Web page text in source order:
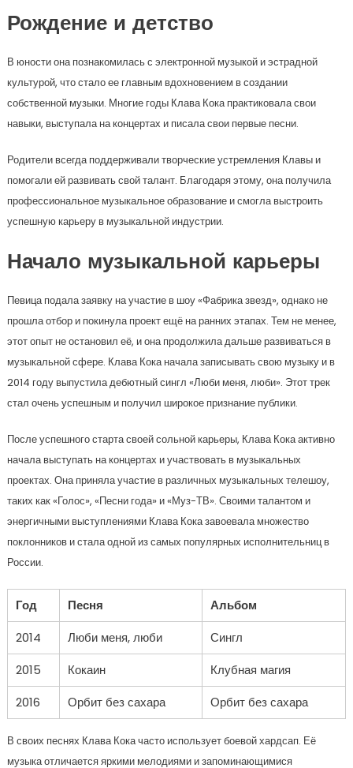
Рождение и детство
В юности она познакомилась с электронной музыкой и эстрадной
культурой, что стало ее главным вдохновением в создании
собственной музыки. Многие годы Клава Кока практиковала свои
навыки, выступала на концертах и писала свои первые песни.
Родители всегда поддерживали творческие устремления Клавы и
помогали ей развивать свой талант. Благодаря этому, она получила
профессиональное музыкальное образование и смогла выстроить
успешную карьеру в музыкальной индустрии.
Начало музыкальной карьеры
Певица подала заявку на участие в шоу «Фабрика звезд», однако не
прошла отбор и покинула проект ещё на ранних этапах. Тем не менее,
этот опыт не остановил её, и она продолжила дальше развиваться в
музыкальной сфере. Клава Кока начала записывать свою музыку и в
2014 году выпустила дебютный сингл «Люби меня, люби». Этот трек
стал очень успешным и получил широкое признание публики.
После успешного старта своей сольной карьеры, Клава Кока активно
начала выступать на концертах и участвовать в музыкальных
проектах. Она приняла участие в различных музыкальных телешоу,
таких как «Голос», «Песни года» и «Муз-ТВ». Своими талантом и
энергичными выступлениями Клава Кока завоевала множество
поклонников и стала одной из самых популярных исполнительниц в
России.
Год Песня
Альбом
2014
Люби меня, люби
Сингл
2015
Кокаин
Клубная магия
2016
Орбит без сахара Орбит без сахара
В своих песнях Клава Кока часто использует боевой хардсап. Её
музыка отличается яркими мелодиями и запоминающимися